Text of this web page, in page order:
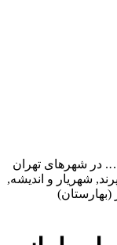
در شهرهای تهران
شهریار و اندیشه,